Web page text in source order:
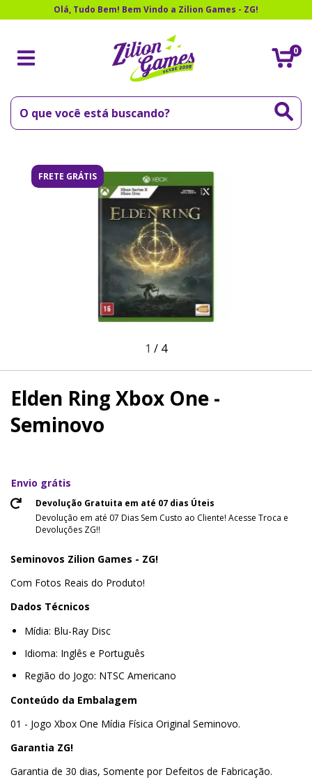
Olá, Tudo Bem! Bem Vindo a Zilion Games - ZG!
0
FRETE GRÁTIS
1 / 4
Elden Ring Xbox One -
Seminovo
Envio grátis
Devolução Gratuita em até 07 dias Úteis
Devolução em até 07 Dias Sem Custo ao Cliente! Acesse Troca e
Devoluções ZG!!
Seminovos Zilion Games - ZG!
Com Fotos Reais do Produto!
Dados Técnicos
Mídia: Blu-Ray Disc
Idioma: Inglês e Português
Região do Jogo: NTSC Americano
Conteúdo da Embalagem
01 - Jogo Xbox One Mídia Física Original Seminovo.
Garantia ZG!
Garantia de 30 dias, Somente por Defeitos de Fabricação.